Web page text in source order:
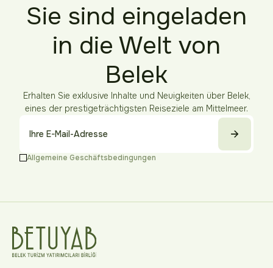
Sie sind eingeladen
in die Welt von
Belek
Erhalten Sie exklusive Inhalte und Neuigkeiten über Belek,
eines der prestigeträchtigsten Reiseziele am Mittelmeer.
Allgemeine Geschäftsbedingungen